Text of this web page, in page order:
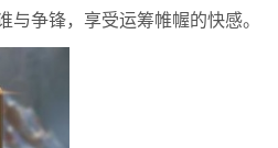
争锋，享受运筹帷幄的快感。